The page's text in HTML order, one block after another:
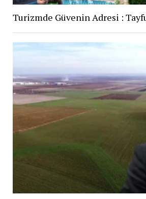
Turizmde Güvenin Adresi :